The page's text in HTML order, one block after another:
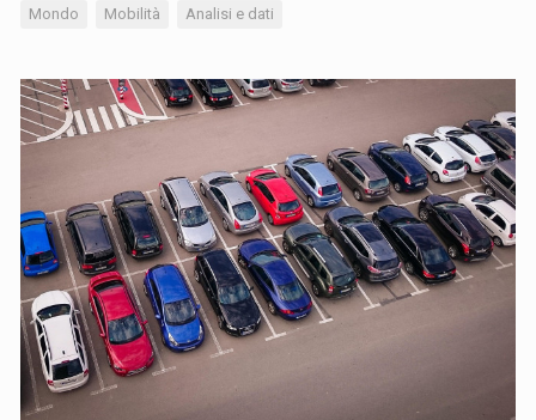
Mondo Mobilità Analisi e dati